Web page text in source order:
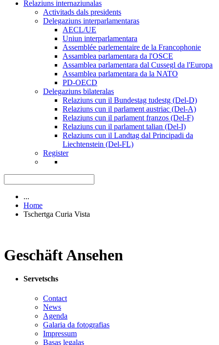
Relaziuns internaziunalas
Activitads dals presidents
Delegaziuns interparlamentaras
AECL/UE
Uniun interparlamentara
Assemblée parlementaire de la Francophonie
Assamblea parlamentara da l'OSCE
Assamblea parlamentara dal Cussegl da l'Europa
Assamblea parlamentara da la NATO
PD-OECD
Delegaziuns bilateralas
Relaziuns cun il Bundestag tudestg (Del-D)
Relaziuns cun il parlament austriac (Del-A)
Relaziuns cun il parlament franzos (Del-F)
Relaziuns cun il parlament talian (Del-I)
Relaziuns cun il Landtag dal Principadi da
Liechtenstein (Del-FL)
Register
...
Home
Tschertga Curia Vista
Geschäft Ansehen
Servetschs
Contact
News
Agenda
Galaria da fotografias
Impressum
Basas legalas